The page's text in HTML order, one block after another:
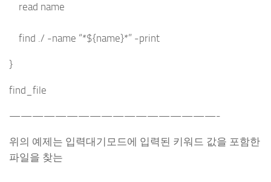
read name
find ./ -name “*${name}*” -print
}
find_file
——————————————————-
위의 예제는 입력대기모드에 입력된 키워드 값을 포함한
파일을 찾는